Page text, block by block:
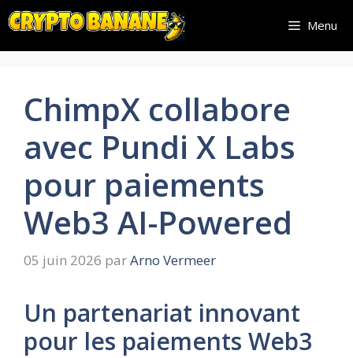
Aller
au
contenu
Menu
ChimpX collabore
avec Pundi X Labs
pour paiements
Web3 AI-Powered
05 juin 2026 parArno Vermeer
Un partenariat innovant
pour les paiements Web3